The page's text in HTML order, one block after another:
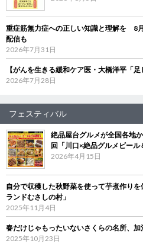
重症筋無力症への正しい知識と理解を 8
配信も
2026年7月31日
【がんを生きる緩和ケア医・大橋洋平「
2026年7月28日
フェスティバル
絶品屋台グルメが全国各地
回「川口×絶品グルメビー
2026年4月15日
自分で収穫した秋野菜を使って芋煮作り
ランドむさしの村」
2025年11月4日
春だけじゃもったいないさくらの名所、
2025年10月23日